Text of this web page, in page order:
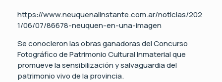
https://www.neuquenalinstante.com.ar/noticias/202
1/06/07/86678-neuquen-en-una-imagen
Se conocieron las obras ganadoras del Concurso
Fotográfico de Patrimonio Cultural Inmaterial que
promueve la sensibilización y salvaguardia del
patrimonio vivo de la provincia.